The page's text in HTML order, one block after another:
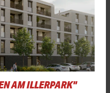
AM ILLERPARK"